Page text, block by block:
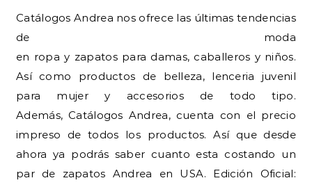
Catálogos Andrea nos ofrece las últimas tendencias
de moda
en ropa y zapatos para damas, caballeros y niños.
Así como productos de belleza, lenceria juvenil
para mujer y accesorios de todo tipo.
Además, Catálogos Andrea, cuenta con el precio
impreso de todos los productos. Así que desde
ahora ya podrás saber cuanto esta costando un
par de zapatos Andrea en USA. Edición Oficial: